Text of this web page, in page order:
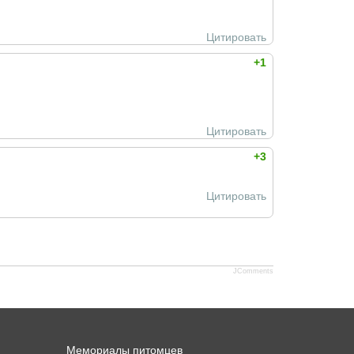
Цитировать
+1
Цитировать
+3
Цитировать
JComments
Мемориалы питомцев